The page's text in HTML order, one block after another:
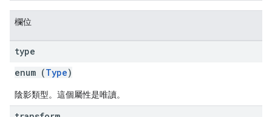
欄位
type
enum (Type)
陰影類型。這個屬性是唯讀。